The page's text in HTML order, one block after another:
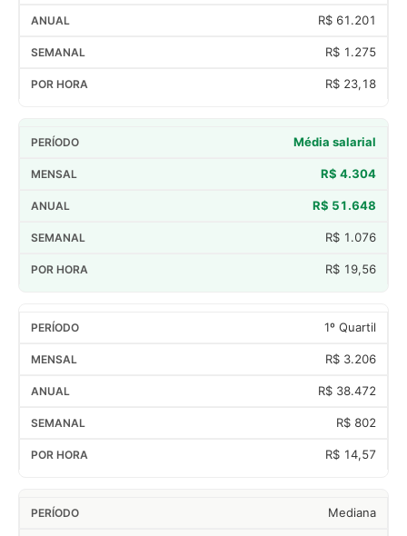
R$ 61.201
R$ 1.275
R$ 23,18
Média salarial
R$ 4.304
R$ 51.648
R$ 1.076
R$ 19,56
1º Quartil
R$ 3.206
R$ 38.472
R$ 802
R$ 14,57
Mediana